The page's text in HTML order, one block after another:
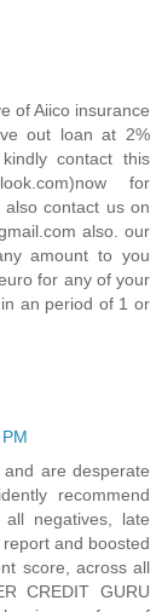
of Aiico insurance
out loan at 2%
contact this
for
contact us on
also. our
amount to you
for any of your
an period of 1 or
are desperate
recommend
all negatives, late
and boosted
score, across all
CREDIT GURU